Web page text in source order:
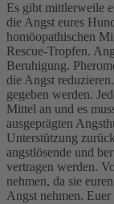
Es gibt mittlerweile
die Angst eures
homöopathischen
Rescue-Tropfen.
Beruhigung.
die Angst
gegeben werden.
Mittel an und es
ausgeprägten
Unterstützung
angstlösende und
vertragen werden.
nehmen, da sie
Angst nehmen. Euer